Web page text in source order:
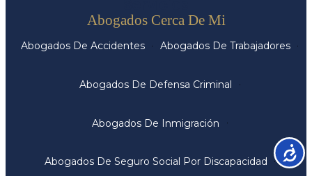
Abogados Cerca De Mi
Abogados De Accidentes Abogados De Trabajadores
Abogados De Defensa Criminal
Abogados De Inmigración
Abogados De Seguro Social Por Discapacidad